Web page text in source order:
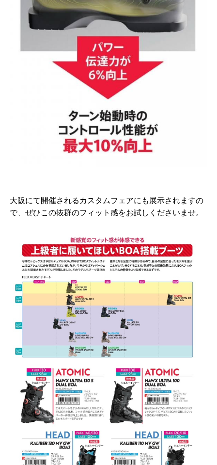
大阪にて開催されるカスタムフェアにも展示されますの
で、ぜひこの抜群のフィット感をお試しくださいませ。